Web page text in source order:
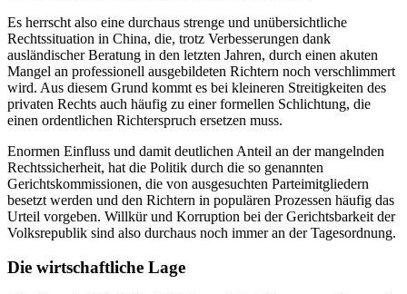
Es herrscht also eine durchaus strenge und unübersichtliche
Rechtssituation in China, die, trotz Verbesserungen dank
ausländischer Beratung in den letzten Jahren, durch einen akuten
Mangel an professionell ausgebildeten Richtern noch verschlimmert
wird. Aus diesem Grund kommt es bei kleineren Streitigkeiten des
privaten Rechts auch häufig zu einer formellen Schlichtung, die
einen ordentlichen Richterspruch ersetzen muss.
Enormen Einfluss und damit deutlichen Anteil an der mangelnden
Rechtssicherheit, hat die Politik durch die so genannten
Gerichtskommissionen, die von ausgesuchten Parteimitgliedern
besetzt werden und den Richtern in populären Prozessen häufig das
Urteil vorgeben. Willkür und Korruption bei der Gerichtsbarkeit der
Volksrepublik sind also durchaus noch immer an der Tagesordnung.
Die wirtschaftliche Lage